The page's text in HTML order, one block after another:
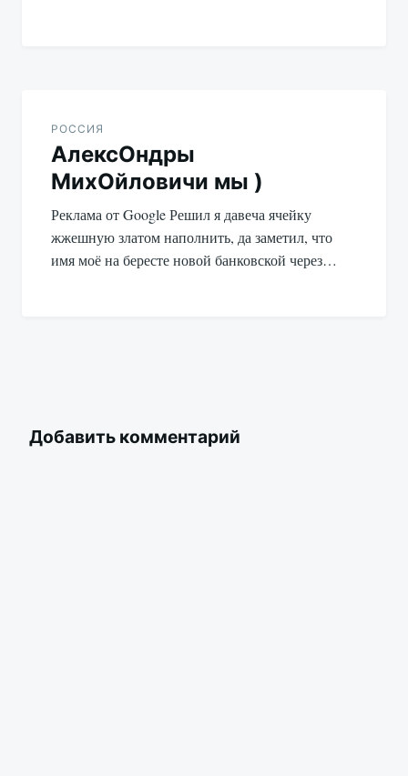
РОССИЯ
АлексОндры
МихОйловичи мы )
Реклама от Google Решил я давеча ячейку
жжешную златом наполнить, да заметил, что
имя моё на бересте новой банковской через…
Добавить комментарий